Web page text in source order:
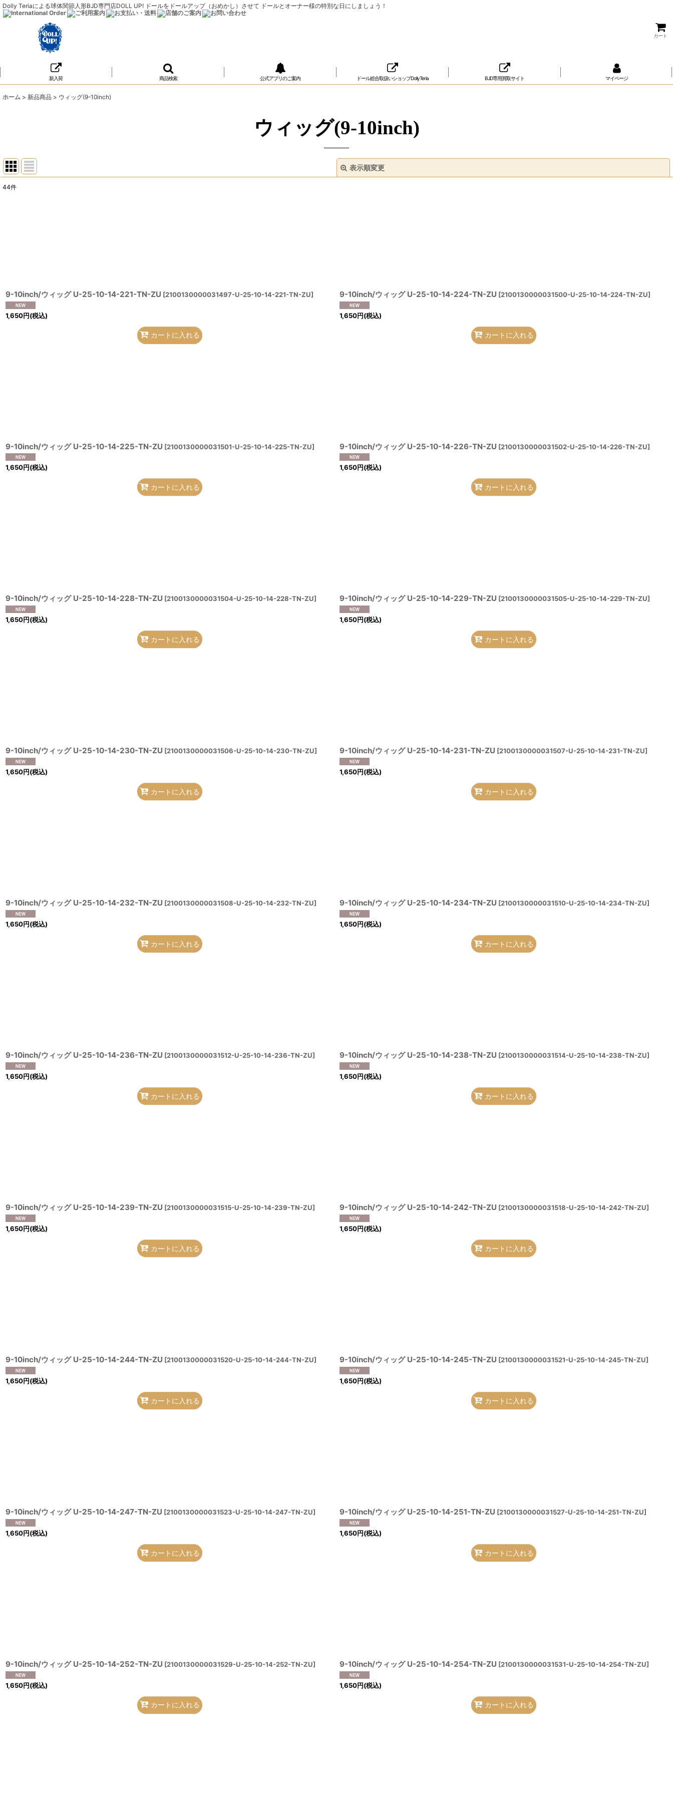
Dolly Teriaによる球体関節人形BJD専門店DOLL UP! ドールをドールアップ（おめかし）させて ドールとオーナー様の特別な日にしましょう！
カート
新入荷 商品検索 公式アプリのご案内 ドール総合取扱いショップDollyTeria BJD専用買取サイト マイページ
ホーム > 新品商品 > ウィッグ(9-10inch)
ウィッグ(9-10inch)
表示順変更
44件
9-10inch/ウィッグ U-25-10-14-221-TN-ZU [2100130000031497-U-25-10-14-221-TN-ZU]
1,650円(税込)
カートに入れる
9-10inch/ウィッグ U-25-10-14-224-TN-ZU [2100130000031500-U-25-10-14-224-TN-ZU]
1,650円(税込)
カートに入れる
9-10inch/ウィッグ U-25-10-14-225-TN-ZU [2100130000031501-U-25-10-14-225-TN-ZU]
1,650円(税込)
カートに入れる
9-10inch/ウィッグ U-25-10-14-226-TN-ZU [2100130000031502-U-25-10-14-226-TN-ZU]
1,650円(税込)
カートに入れる
9-10inch/ウィッグ U-25-10-14-228-TN-ZU [2100130000031504-U-25-10-14-228-TN-ZU]
1,650円(税込)
カートに入れる
9-10inch/ウィッグ U-25-10-14-229-TN-ZU [2100130000031505-U-25-10-14-229-TN-ZU]
1,650円(税込)
カートに入れる
9-10inch/ウィッグ U-25-10-14-230-TN-ZU [2100130000031506-U-25-10-14-230-TN-ZU]
1,650円(税込)
カートに入れる
9-10inch/ウィッグ U-25-10-14-231-TN-ZU [2100130000031507-U-25-10-14-231-TN-ZU]
1,650円(税込)
カートに入れる
9-10inch/ウィッグ U-25-10-14-232-TN-ZU [2100130000031508-U-25-10-14-232-TN-ZU]
1,650円(税込)
カートに入れる
9-10inch/ウィッグ U-25-10-14-234-TN-ZU [2100130000031510-U-25-10-14-234-TN-ZU]
1,650円(税込)
カートに入れる
9-10inch/ウィッグ U-25-10-14-236-TN-ZU [2100130000031512-U-25-10-14-236-TN-ZU]
1,650円(税込)
カートに入れる
9-10inch/ウィッグ U-25-10-14-238-TN-ZU [2100130000031514-U-25-10-14-238-TN-ZU]
1,650円(税込)
カートに入れる
9-10inch/ウィッグ U-25-10-14-239-TN-ZU [2100130000031515-U-25-10-14-239-TN-ZU]
1,650円(税込)
カートに入れる
9-10inch/ウィッグ U-25-10-14-242-TN-ZU [2100130000031518-U-25-10-14-242-TN-ZU]
1,650円(税込)
カートに入れる
9-10inch/ウィッグ U-25-10-14-244-TN-ZU [2100130000031520-U-25-10-14-244-TN-ZU]
1,650円(税込)
カートに入れる
9-10inch/ウィッグ U-25-10-14-245-TN-ZU [2100130000031521-U-25-10-14-245-TN-ZU]
1,650円(税込)
カートに入れる
9-10inch/ウィッグ U-25-10-14-247-TN-ZU [2100130000031523-U-25-10-14-247-TN-ZU]
1,650円(税込)
カートに入れる
9-10inch/ウィッグ U-25-10-14-251-TN-ZU [2100130000031527-U-25-10-14-251-TN-ZU]
1,650円(税込)
カートに入れる
9-10inch/ウィッグ U-25-10-14-252-TN-ZU [2100130000031529-U-25-10-14-252-TN-ZU]
1,650円(税込)
カートに入れる
9-10inch/ウィッグ U-25-10-14-254-TN-ZU [2100130000031531-U-25-10-14-254-TN-ZU]
1,650円(税込)
カートに入れる